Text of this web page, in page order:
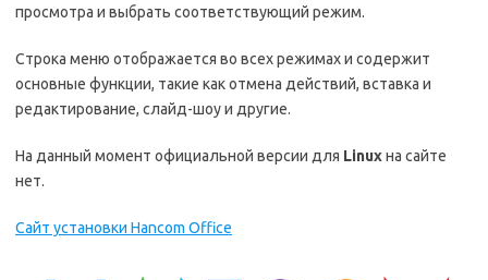
просмотра и выбрать соответствующий режим.
Строка меню отображается во всех режимах и содержит
основные функции, такие как отмена действий, вставка и
редактирование, слайд-шоу и другие.
На данный момент официальной версии для Linuxна сайте
нет.
Сайт установки Hancom Office